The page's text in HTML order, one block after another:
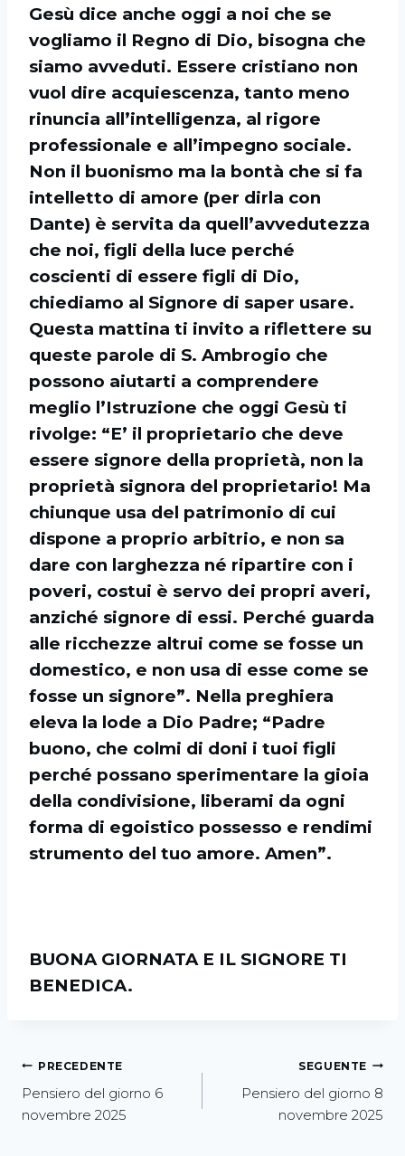
Gesù dice anche oggi a noi che se
vogliamo il Regno di Dio, bisogna che
siamo avveduti. Essere cristiano non
vuol dire acquiescenza, tanto meno
rinuncia all’intelligenza, al rigore
professionale e all’impegno sociale.
Non il buonismo ma la bontà che si fa
intelletto di amore (per dirla con
Dante) è servita da quell’avvedutezza
che noi, figli della luce perché
coscienti di essere figli di Dio,
chiediamo al Signore di saper usare.
Questa mattina ti invito a riflettere su
queste parole di S. Ambrogio che
possono aiutarti a comprendere
meglio l’Istruzione che oggi Gesù ti
rivolge: “E’ il proprietario che deve
essere signore della proprietà, non la
proprietà signora del proprietario! Ma
chiunque usa del patrimonio di cui
dispone a proprio arbitrio, e non sa
dare con larghezza né ripartire con i
poveri, costui è servo dei propri averi,
anziché signore di essi. Perché guarda
alle ricchezze altrui come se fosse un
domestico, e non usa di esse come se
fosse un signore”. Nella preghiera
eleva la lode a Dio Padre; “Padre
buono, che colmi di doni i tuoi figli
perché possano sperimentare la gioia
della condivisione, liberami da ogni
forma di egoistico possesso e rendimi
strumento del tuo amore. Amen”.
BUONA GIORNATA E IL SIGNORE TI
BENEDICA.
PRECEDENTE
Pensiero del giorno 6
novembre 2025
SEGUENTE
Pensiero del giorno 8
novembre 2025